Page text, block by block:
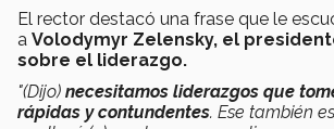
El rector destacó una frase que le
a Volodymyr Zelensky, el
sobre el liderazgo.
"(Dijo) necesitamos liderazgos que
rápidas y contundentes. Ese también